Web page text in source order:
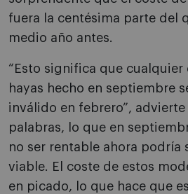
fuera la centésima parte del
medio año antes.
“Esto significa que cualquier
hayas hecho en septiembre
inválido en febrero”, advierte
palabras, lo que en
no ser rentable ahora podría
viable. El coste de estos
en picado, lo que hace que